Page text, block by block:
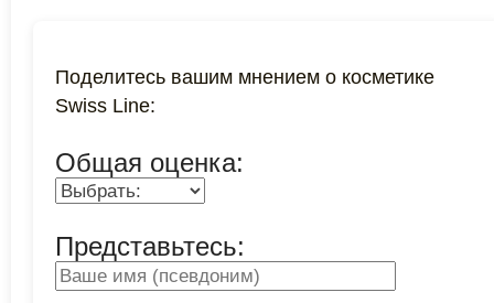
Поделитесь вашим мнением о косметике
Swiss Line:
Общая оценка:
Представьтесь: